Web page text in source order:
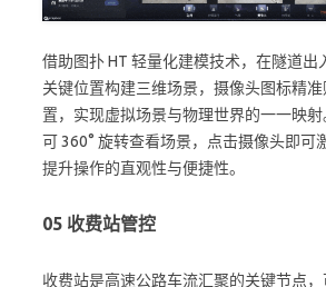
借助图扑 HT 轻量化建模技术，在隧道出
关键位置构建三维场景，摄像头图标精
置，实现虚拟场景与物理世界的一一映
可 360° 旋转查看场景，点击摄像头即可
提升操作的直观性与便捷性。
05 收费站管控
收费站是高速公路车流汇聚的关键节点